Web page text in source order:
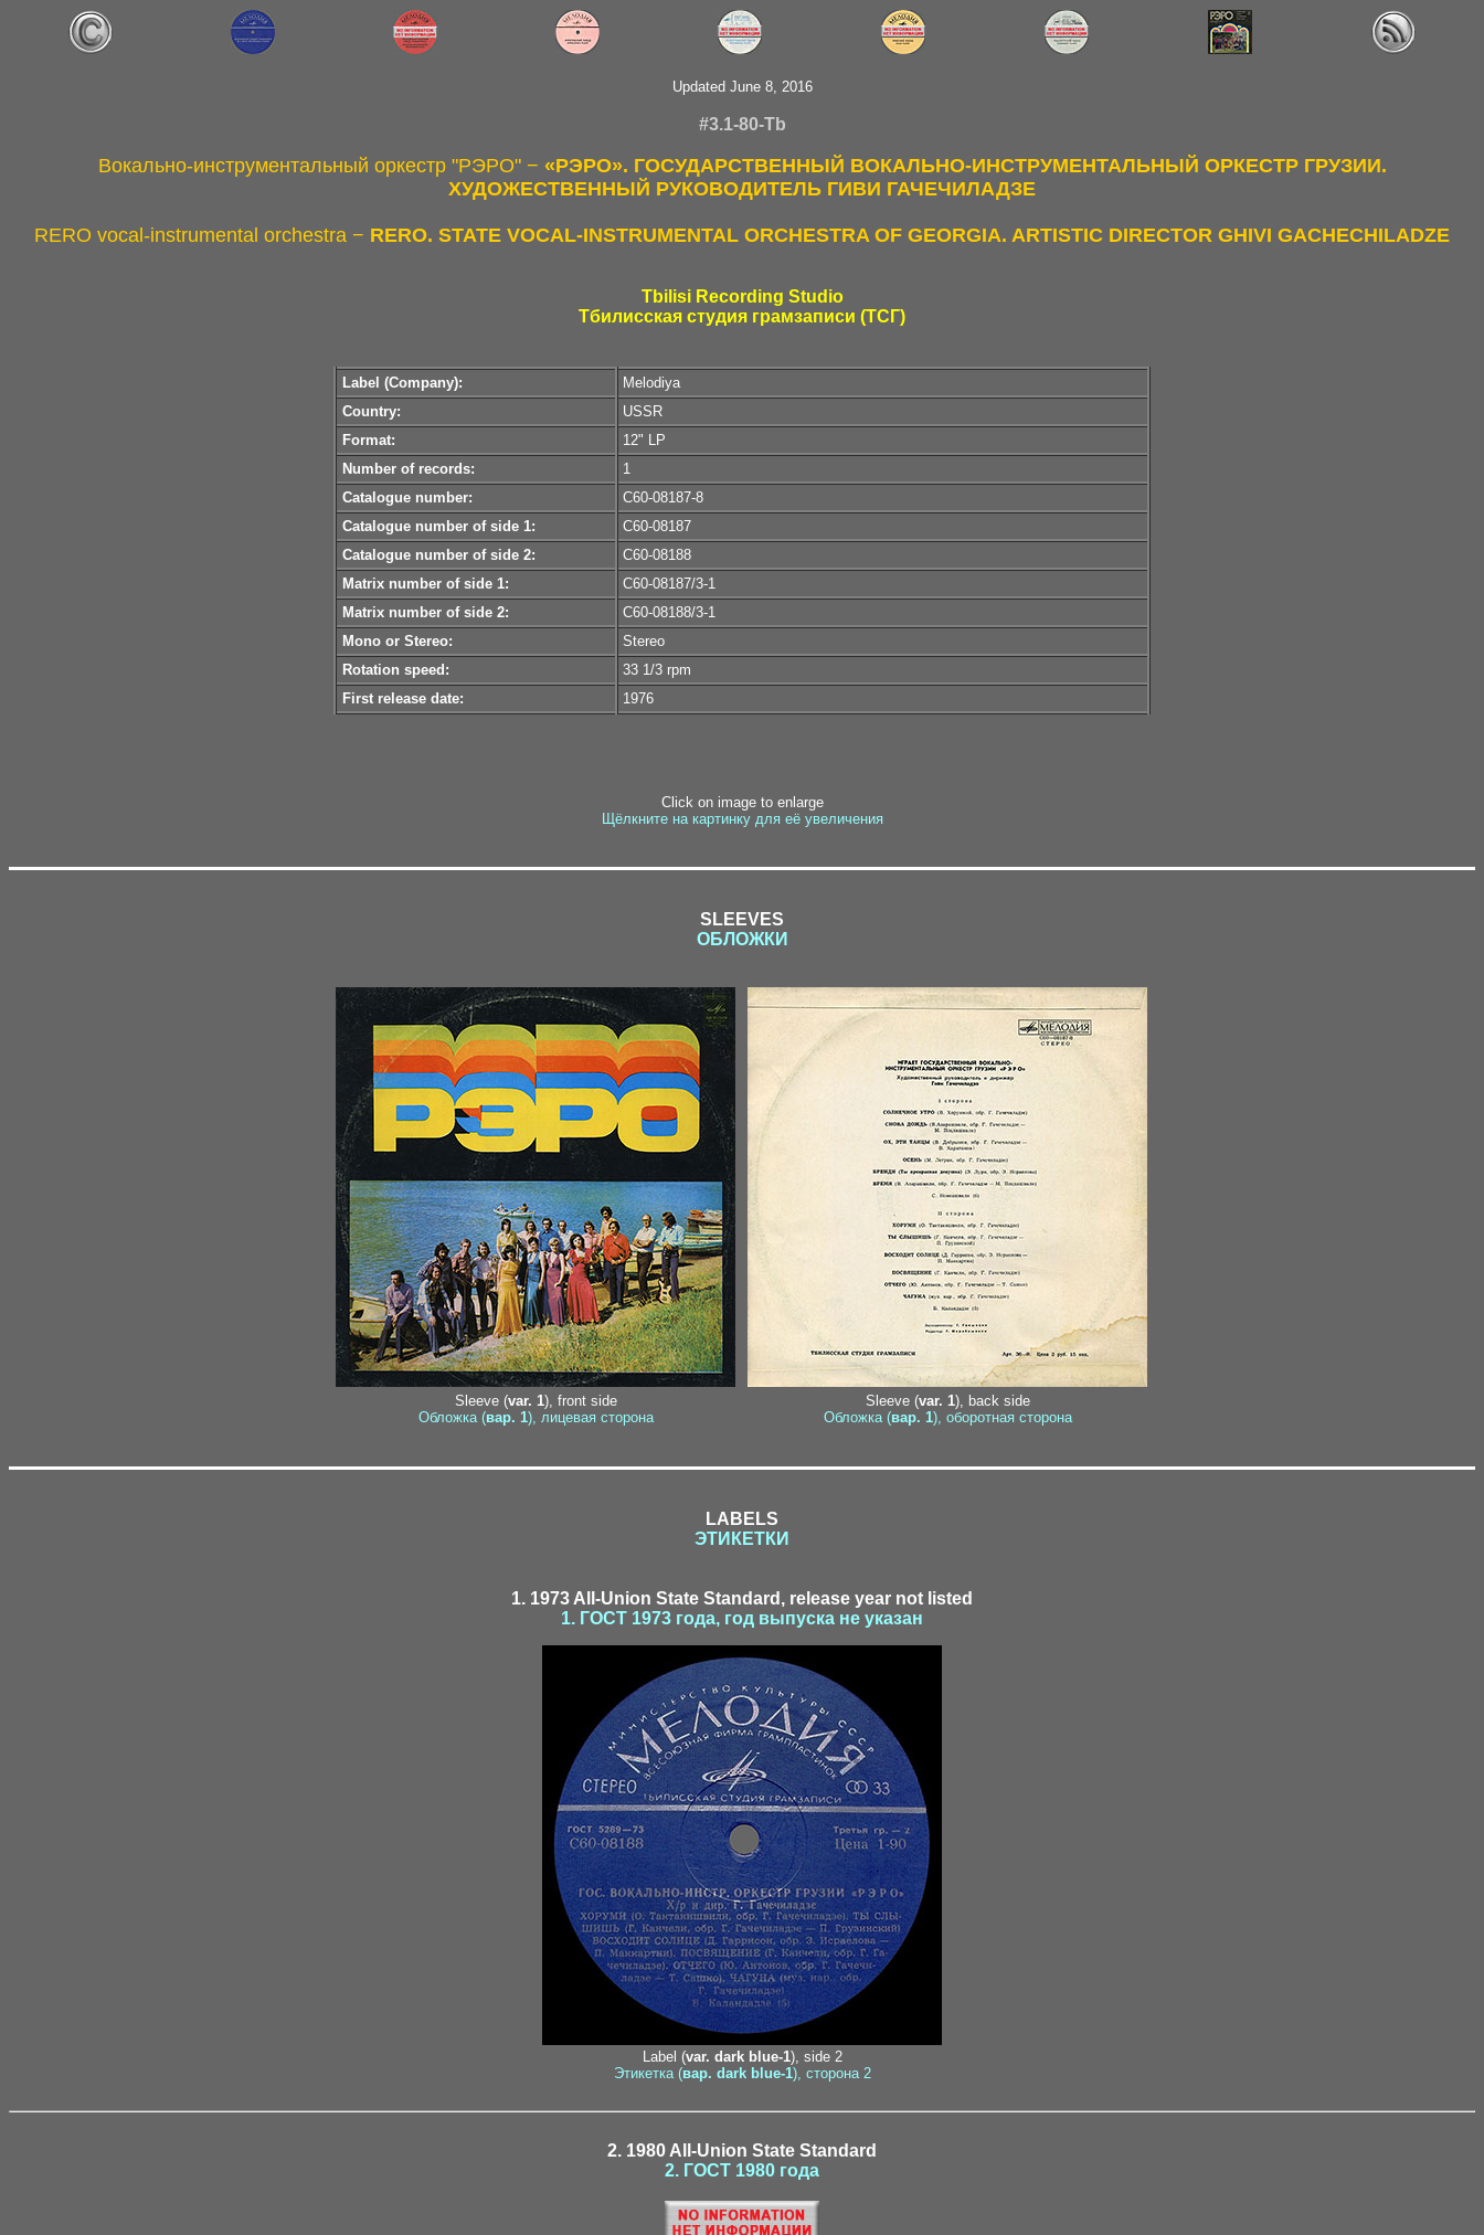
Updated June 8, 2016
#3.1-80-Tb
Вокально-инструментальный оркестр "РЭРО" − «РЭРО». ГОСУДАРСТВЕННЫЙ ВОКАЛЬНО-ИНСТРУМЕНТАЛЬНЫЙ ОРКЕСТР ГРУЗИИ.
ХУДОЖЕСТВЕННЫЙ РУКОВОДИТЕЛЬ ГИВИ ГАЧЕЧИЛАДЗЕ
RERO vocal-instrumental orchestra − RERO. STATE VOCAL-INSTRUMENTAL ORCHESTRA OF GEORGIA. ARTISTIC DIRECTOR GHIVI GACHECHILADZE
Tbilisi Recording Studio
Тбилисская студия грамзаписи (ТСГ)
Label (Company):
Melodiya
Country:
USSR
Format:
12" LP
Number of records:
1
Catalogue number:
C60-08187-8
Catalogue number of side 1:
C60-08187
Catalogue number of side 2:
C60-08188
Matrix number of side 1:
C60-08187/3-1
Matrix number of side 2:
C60-08188/3-1
Mono or Stereo:
Stereo
Rotation speed:
33 1/3 rpm
First release date:
1976
Click on image to enlarge
Щёлкните на картинку для её увеличения
SLEEVES
ОБЛОЖКИ
Sleeve (var. 1), front side
Обложка (вар. 1), лицевая сторона
Sleeve (var. 1), back side
Обложка (вар. 1), оборотная сторона
LABELS
ЭТИКЕТКИ
1. 1973 All-Union State Standard, release year not listed
1. ГОСТ 1973 года, год выпуска не указан
Label (var. dark blue-1), side 2
Этикетка (вар. dark blue-1), сторона 2
2. 1980 All-Union State Standard
2. ГОСТ 1980 года